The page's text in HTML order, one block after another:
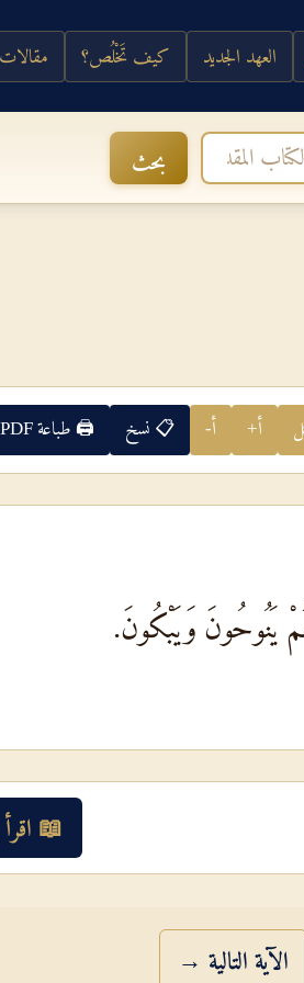
العهد الجديد كيف تَخْلُص؟ مقالات
بحث
أ+ أ- 📋 نسخ 🖨 طباعة PDF
يَنُوحُونَ وَيَبْكُونَ.
📖
الآية التالية →